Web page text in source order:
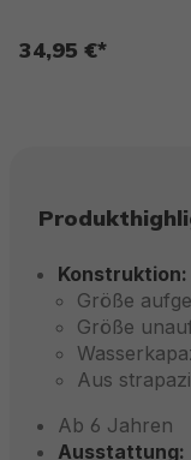
34,95 €*
Konstruktion:
Größe
Größe
Aus
Ab 6 Jahren
Ausstattung: